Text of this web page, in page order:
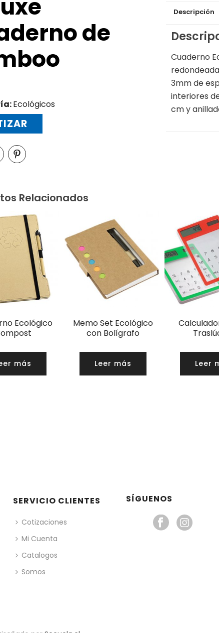
de
Ecológicos
Descripción
Cuaderno
3mm de
interiores
cm y
Relacionados
Ecológico
más
Memo Set Ecológico
con Bolígrafo
Leer más Leer
SERVICIO CLIENTES
Cotizaciones
Mi Cuenta
Catalogos
Somos
SÍGUENOS